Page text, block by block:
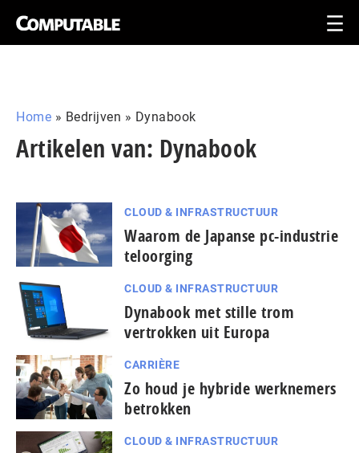
Home » Bedrijven » Dynabook
Artikelen van: Dynabook
CLOUD & INFRASTRUCTUUR
Waarom de Japanse pc-industrie
teloorging
CLOUD & INFRASTRUCTUUR
Dynabook met stille trom
vertrokken uit Europa
CARRIÈRE
Zo houd je hybride werknemers
betrokken
CLOUD & INFRASTRUCTUUR